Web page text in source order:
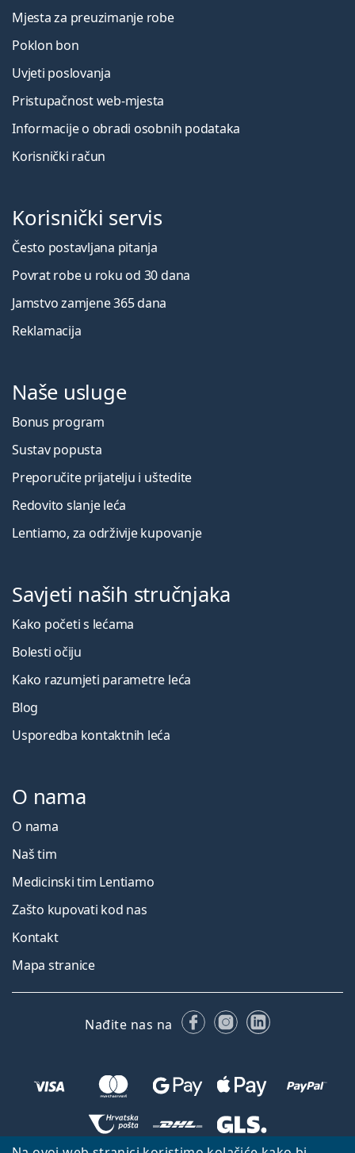
Mjesta za preuzimanje robe
Poklon bon
Uvjeti poslovanja
Pristupačnost web-mjesta
Informacije o obradi osobnih podataka
Korisnički račun
Korisnički servis
Često postavljana pitanja
Povrat robe u roku od 30 dana
Jamstvo zamjene 365 dana
Reklamacija
Naše usluge
Bonus program
Sustav popusta
Preporučite prijatelju i uštedite
Redovito slanje leća
Lentiamo, za održivije kupovanje
Savjeti naših stručnjaka
Kako početi s lećama
Bolesti očiju
Kako razumjeti parametre leća
Blog
Usporedba kontaktnih leća
O nama
O nama
Naš tim
Medicinski tim Lentiamo
Zašto kupovati kod nas
Kontakt
Mapa stranice
Nađite nas na FacebookuInstagramu
LinkedIn